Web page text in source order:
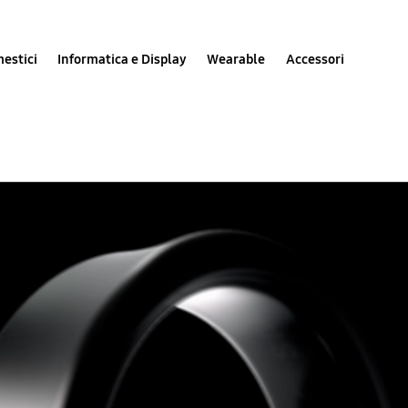
Informatica e Display Wearable Accessori